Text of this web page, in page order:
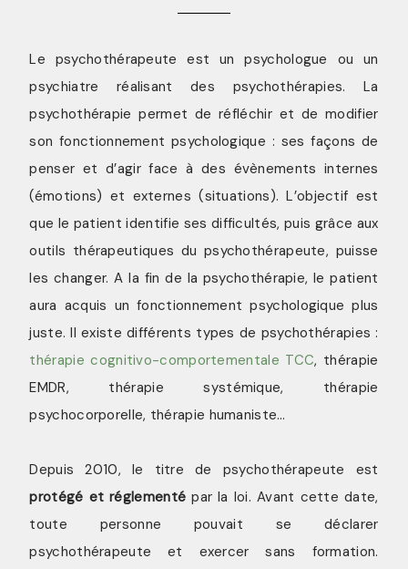
Le psychothérapeute est un psychologue ou un
psychiatre réalisant des psychothérapies. La
psychothérapie permet de réfléchir et de modifier
son fonctionnement psychologique : ses façons de
penser et d’agir face à des évènements internes
(émotions) et externes (situations). L’objectif est
que le patient identifie ses difficultés, puis grâce aux
outils thérapeutiques du psychothérapeute, puisse
les changer. A la fin de la psychothérapie, le patient
aura acquis un fonctionnement psychologique plus
juste. Il existe différents types de psychothérapies :
thérapie cognitivo-comportementale TCC, thérapie
EMDR, thérapie systémique, thérapie
psychocorporelle, thérapie humaniste…
Depuis 2010, le titre de psychothérapeute est
protégé et réglementé par la loi. Avant cette date,
toute personne pouvait se déclarer
psychothérapeute et exercer sans formation.